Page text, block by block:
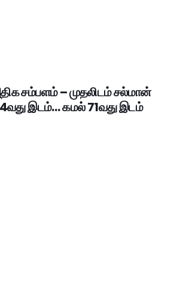
சம்பளம் – முதலிடம் சல்மான்
இடம்… கமல் 71வது இடம்